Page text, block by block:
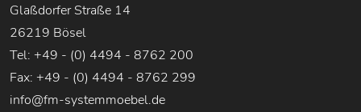
Glaßdorfer Straße 14
26219 Bösel
Tel: +49 - (0) 4494 - 8762 200
Fax: +49 - (0) 4494 - 8762 299
info@fm-systemmoebel.de